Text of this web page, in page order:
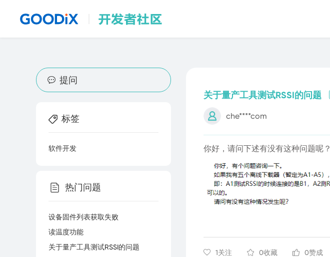
综合产品讨论区
提问
标签
软件开发
热门问题
设备固件列表获取失败
读温度功能
关于量产工具测试RSSI的问题
关于量产工具测试RSSI的问题
che****com
你好，请问下述有没有这种问题呢？
1关注 0收藏 0赞成